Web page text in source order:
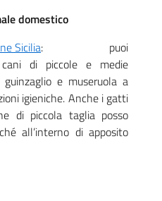
domestico
Sicilia: puoi
cani di piccole e medie
e museruola a
igieniche. Anche i gatti
di piccola taglia posso
all’interno di apposito